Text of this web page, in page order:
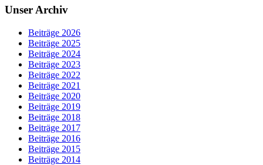
Unser Archiv
Beiträge 2026
Beiträge 2025
Beiträge 2024
Beiträge 2023
Beiträge 2022
Beiträge 2021
Beiträge 2020
Beiträge 2019
Beiträge 2018
Beiträge 2017
Beiträge 2016
Beiträge 2015
Beiträge 2014